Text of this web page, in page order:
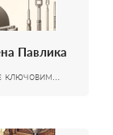
Павлика
ключовим…